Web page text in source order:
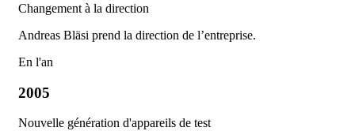
Changement à la direction
Andreas Bläsi prend la direction de l’entreprise.
En l'an
2005
Nouvelle génération d'appareils de test